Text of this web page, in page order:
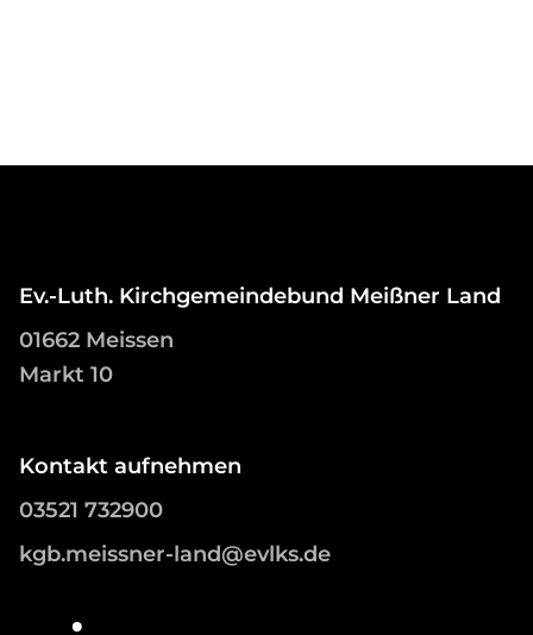
Ev.-Luth. Kirchgemeindebund Meißner Land
01662 Meissen
Markt 10
Kontakt aufnehmen
03521 732900
kgb.meissner-land@evlks.de